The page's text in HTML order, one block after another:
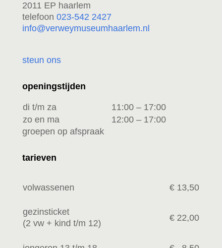
2011 EP haarlem
telefoon 023-542 2427
info@verweymuseumhaarlem.nl
steun ons
openingstijden
di t/m za
11:00 – 17:00
zo en ma
12:00 – 17:00
groepen op afspraak
tarieven
volwassenen € 13,50
gezinsticket
(2 vw + kind t/m 12)
€ 22,00